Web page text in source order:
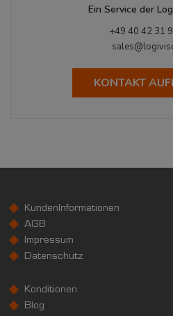
Ein Service der
+49 40 42 31
KONTAKT
KundenInformationen
AGB
Impressum
Datenschutz
Konditionen
Blog